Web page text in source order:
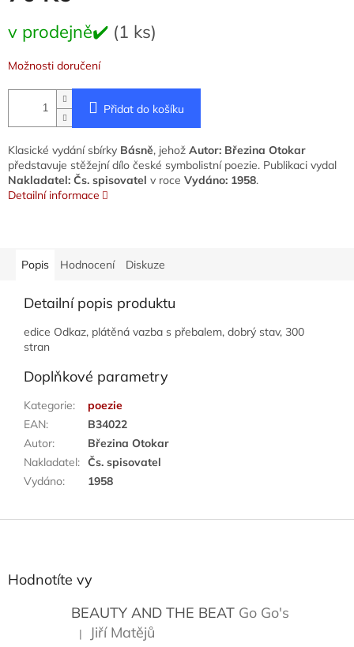
cena:
v prodejně✔️ (1 ks)
Možnosti doručení
Přidat do košíku
Klasické vydání sbírky Básně, jehož Autor: Březina Otokar
představuje stěžejní dílo české symbolistní poezie. Publikaci vydal
Nakladatel: Čs. spisovatel v roce Vydáno: 1958.
Detailní informace
Popis Hodnocení Diskuze
Detailní popis produktu
edice Odkaz, plátěná vazba s přebalem, dobrý stav, 300
stran
Doplňkové parametry
Kategorie:
poezie
EAN:
B34022
Autor:
Březina Otokar
Nakladatel: Čs. spisovatel
Vydáno: 1958
Z
Hodnotíte vy
BEAUTY AND THE BEAT Go Go's
Hodnocení produktu je 5 z 5 hvězdiček.
| Jiří Matějů